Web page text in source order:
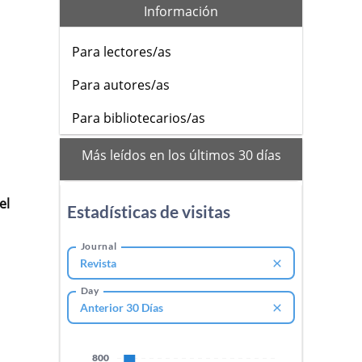
Información
Para lectores/as
Para autores/as
Para bibliotecarios/as
mas_vistos
Más leídos en los últimos 30 días